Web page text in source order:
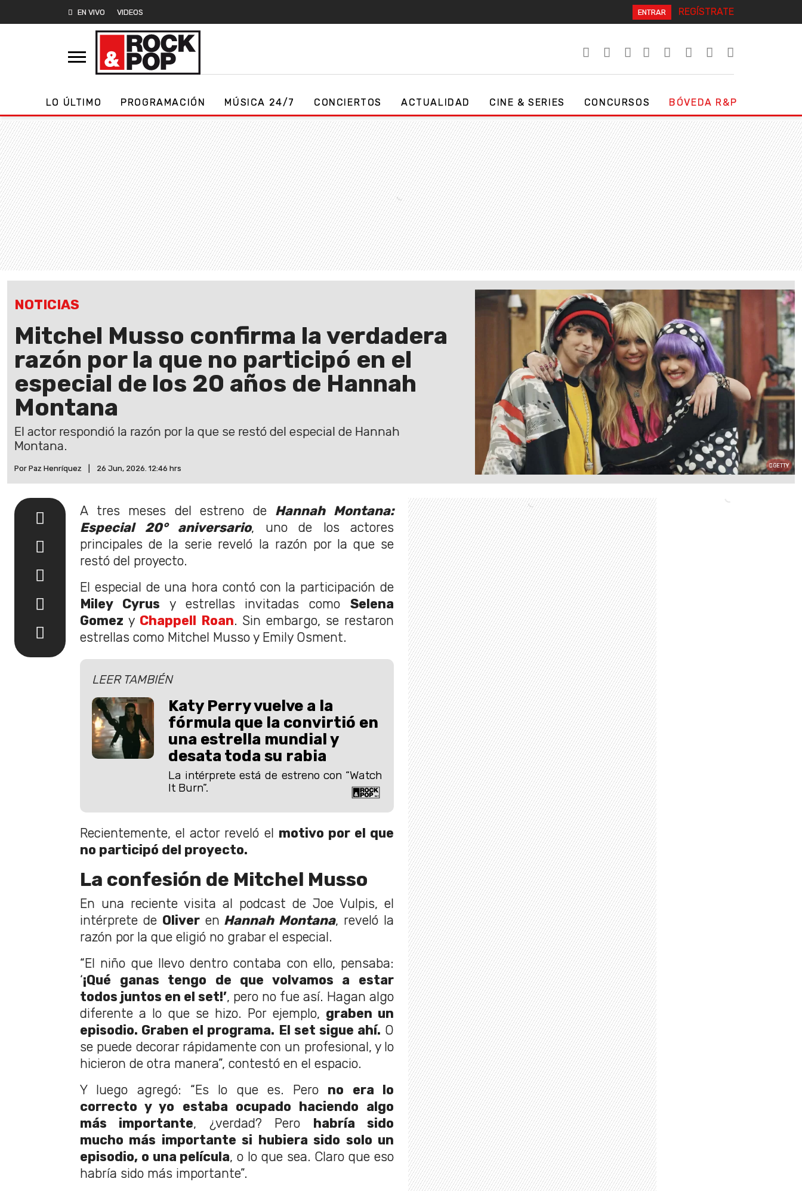
EN VIVO VIDEOS ENTRAR REGÍSTRATE
LO ÚLTIMO PROGRAMACIÓN MÚSICA 24/7 CONCIERTOS ACTUALIDAD CINE & SERIES CONCURSOS BÓVEDA R&P
NOTICIAS
Mitchel Musso confirma la verdadera
razón por la que no participó en el
especial de los 20 años de Hannah
Montana
El actor respondió la razón por la que se restó del especial de Hannah
Montana.
Por Paz Henríquez 26 Jun, 2026. 12:46 hrs GETTY
A tres meses del estreno de Hannah Montana:
Especial 20° aniversario, uno de los actores
principales de la serie reveló la razón por la que se
restó del proyecto.
El especial de una hora contó con la participación de
Miley Cyrus y estrellas invitadas comoSelena
Gomez y Chappell Roan. Sin embargo, se restaron
estrellas como Mitchel Musso y Emily Osment.
LEER TAMBIÉN
Katy Perry vuelve a la
fórmula que la convirtió en
una estrella mundial y
desata toda su rabia
La intérprete está de estreno con “Watch
It Burn”.
Recientemente, el actor reveló el motivo por el que
no participó del proyecto.
La confesión de Mitchel Musso
En una reciente visita al podcast de Joe Vulpis, el
intérprete de Oliveren Hannah Montana, reveló la
razón por la que eligió no grabar el especial.
“El niño que llevo dentro contaba con ello, pensaba:
‘¡Qué ganas tengo de que volvamos a estar
todos juntos en el set!’, pero no fue así. Hagan algo
diferente a lo que se hizo. Por ejemplo, graben un
episodio. Graben el programa. El set sigue ahí. O
se puede decorar rápidamente con un profesional, y lo
hicieron de otra manera”, contestó en el espacio.
Y luego agregó: “Es lo que es. Pero no era lo
correcto y yo estaba ocupado haciendo algo
más importante, ¿verdad? Pero habría sido
mucho más importante si hubiera sido solo un
episodio, o una película, o lo que sea. Claro que eso
habría sido más importante”.